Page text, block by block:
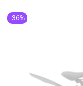
-36%